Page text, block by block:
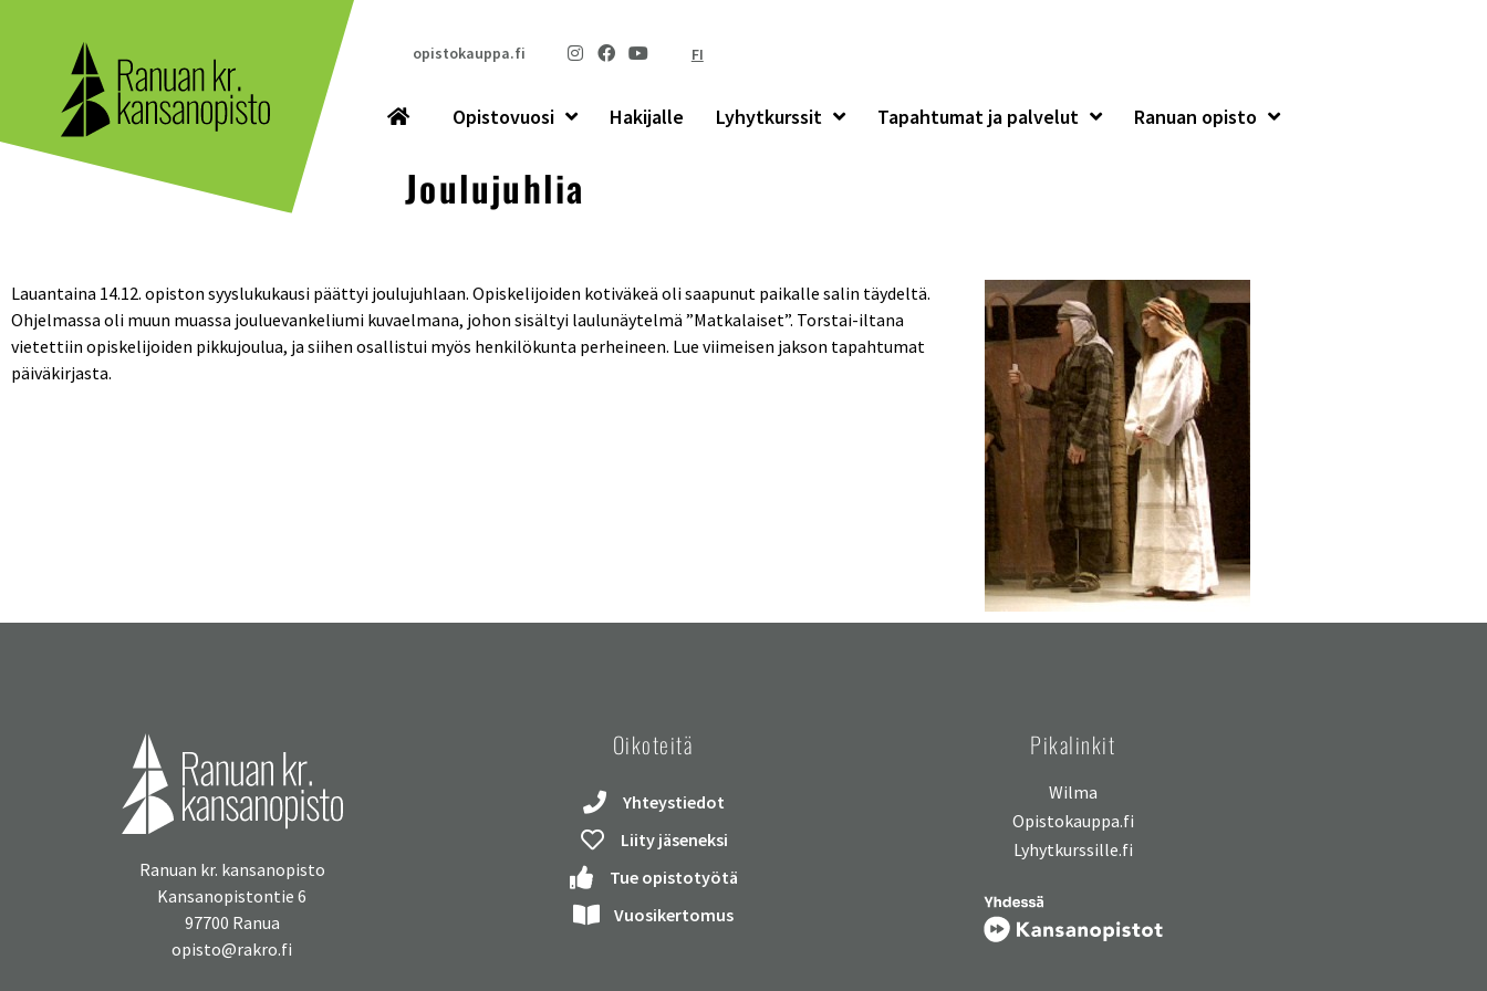
opistokauppa.fi FI
Opistovuosi Hakijalle Lyhytkurssit Tapahtumat ja palvelut Ranuan opisto
Joulujuhlia
Lauantaina 14.12. opiston syyslukukausi päättyi joulujuhlaan. Opiskelijoiden kotiväkeä olisaapunut paikalle salin täydeltä.
Ohjelmassa oli muun muassa jouluevankeliumi kuvaelmana, johon sisältyi laulunäytelmä ”Matkalaiset”. Torstai-iltana
vietettiin opiskelijoiden pikkujoulua, ja siihen osallistui myös henkilökunta perheineen. Lue viimeisen jakson tapahtumat
päiväkirjasta.
Ranuan kr. kansanopisto
Kansanopistontie 6
97700 Ranua
opisto@rakro.fi
Oikoteitä
Yhteystiedot
Liity jäseneksi
Tue opistotyötä
Vuosikertomus
Pikalinkit
Wilma
Opistokauppa.fi
Lyhytkurssille.fi